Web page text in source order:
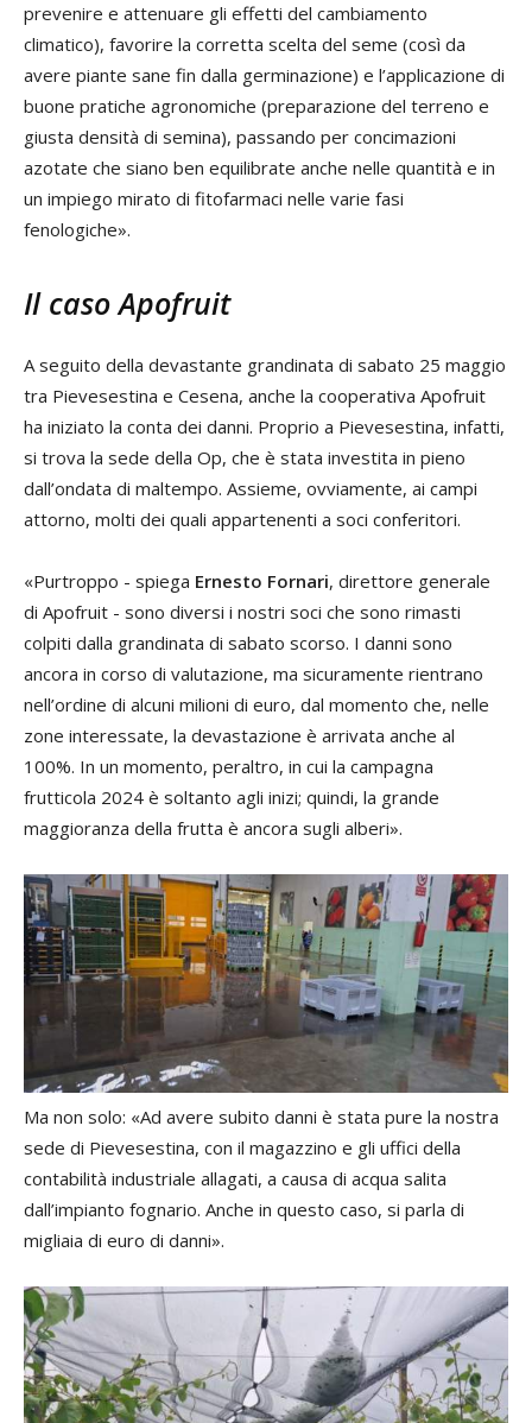
prevenire e attenuare gli effetti del cambiamento
climatico), favorire la corretta scelta del seme (così da
avere piante sane fin dalla germinazione) e l’applicazione di
buone pratiche agronomiche (preparazione del terreno e
giusta densità di semina), passando per concimazioni
azotate che siano ben equilibrate anche nelle quantità e in
un impiego mirato di fitofarmaci nelle varie fasi
fenologiche».
Il caso Apofruit
A seguito della devastante grandinata di sabato 25 maggio
tra Pievesestina e Cesena, anche la cooperativa Apofruit
ha iniziato la conta dei danni. Proprio a Pievesestina, infatti,
si trova la sede della Op, che è stata investita in pieno
dall’ondata di maltempo. Assieme, ovviamente, ai campi
attorno, molti dei quali appartenenti a soci conferitori.
«Purtroppo - spiega Ernesto Fornari, direttore generale
di Apofruit - sono diversi i nostri soci che sono rimasti
colpiti dalla grandinata di sabato scorso. I danni sono
ancora in corso di valutazione, ma sicuramente rientrano
nell’ordine di alcuni milioni di euro, dal momento che, nelle
zone interessate, la devastazione è arrivata anche al
100%. In un momento, peraltro, in cui la campagna
frutticola 2024 è soltanto agli inizi; quindi, la grande
maggioranza della frutta è ancora sugli alberi».
Ma non solo: «Ad avere subito danni è stata pure la nostra
sede di Pievesestina, con il magazzino e gli uffici della
contabilità industriale allagati, a causa di acqua salita
dall’impianto fognario. Anche in questo caso, si parla di
migliaia di euro di danni».